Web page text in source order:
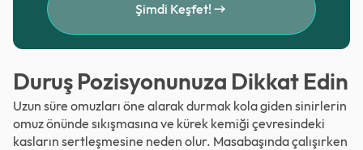
Şimdi Keşfet!
Duruş Pozisyonunuza Dikkat Edin
Uzun süre omuzları öne alarak durmak kola giden sinirlerin
omuz önünde sıkışmasına ve kürek kemiği çevresindeki
kasların sertleşmesine neden olur. Masabaşında çalışırken